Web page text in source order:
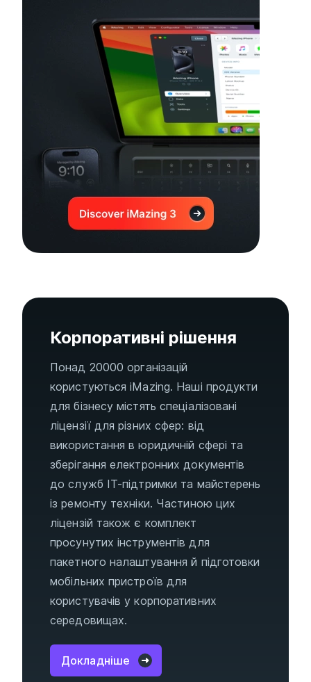
Корпоративні рішення
Понад 20000 організацій
користуються iMazing. Наші продукти
для бізнесу містять спеціалізовані
ліцензії для різних сфер: від
використання в юридичній сфері та
зберігання електронних документів
до служб ІТ-підтримки та майстерень
із ремонту техніки. Частиною цих
ліцензій також є комплект
просунутих інструментів для
пакетного налаштування й підготовки
мобільних пристроїв для
користувачів у корпоративних
середовищах.
Докладніше